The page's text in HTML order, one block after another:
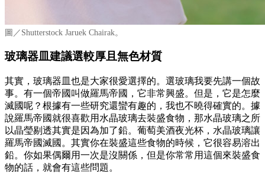
圖／Shutterstock Jaruek Chairak。
玻璃器皿建議選較厚且無色材質
其實，玻璃器皿也是大家很愛選擇的。選玻璃我要先講一個故
事。有一個帝國叫做羅馬帝國，它非常興盛。但是，它是怎麼
滅國呢？根據有一些研究還蠻有趣的，我也不曉得確實的。據
說羅馬帝國就很喜歡用水晶玻璃去裝盛食物，那水晶玻璃之所
以晶瑩剔透其實是因為加了鉛。葡萄美酒夜光杯，水晶玻璃讓
羅馬帝國滅國。其實你在裝盛這些食物的時候，它很容易溶出
鉛。你如果偶爾用一次是沒關係，但是你常常用這個來裝盛食
物的話，就會有這些問題。